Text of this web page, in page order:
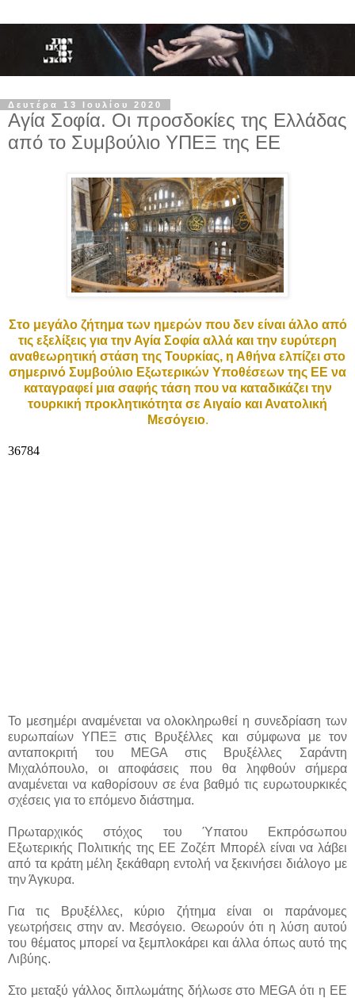
Δευτέρα 13 Ιουλίου 2020
Αγία Σοφία. Οι προσδοκίες της Ελλάδας
από το Συμβούλιο ΥΠΕΞ της ΕΕ
Στο μεγάλο ζήτημα των ημερών που δεν είναι άλλο από
τις εξελίξεις για την Αγία Σοφία αλλά και την ευρύτερη
αναθεωρητική στάση της Τουρκίας, η Αθήνα ελπίζει στο
σημερινό Συμβούλιο Εξωτερικών Υποθέσεων της ΕΕ να
καταγραφεί μια σαφής τάση που να καταδικάζει την
τουρκική προκλητικότητα σε Αιγαίο και Ανατολική
Μεσόγειο.
Το μεσημέρι αναμένεται να ολοκληρωθεί η συνεδρίαση των
ευρωπαίων ΥΠΕΞ στις Βρυξέλλες και σύμφωνα με τον
ανταποκριτή του MEGA στις Βρυξέλλες Σαράντη
Μιχαλόπουλο, οι αποφάσεις που θα ληφθούν σήμερα
αναμένεται να καθορίσουν σε ένα βαθμό τις ευρωτουρκικές
σχέσεις για το επόμενο διάστημα.
Πρωταρχικός στόχος του Ύπατου Εκπρόσωπου
Εξωτερικής Πολιτικής της ΕΕ Ζοζέπ Μπορέλ είναι να λάβει
από τα κράτη μέλη ξεκάθαρη εντολή να ξεκινήσει διάλογο με
την Άγκυρα.
Για τις Βρυξέλλες, κύριο ζήτημα είναι οι παράνομες
γεωτρήσεις στην αν. Μεσόγειο. Θεωρούν ότι η λύση αυτού
του θέματος μπορεί να ξεμπλοκάρει και άλλα όπως αυτό της
Λιβύης.
Στο μεταξύ γάλλος διπλωμάτης δήλωσε στο MEGA ότι η ΕΕ